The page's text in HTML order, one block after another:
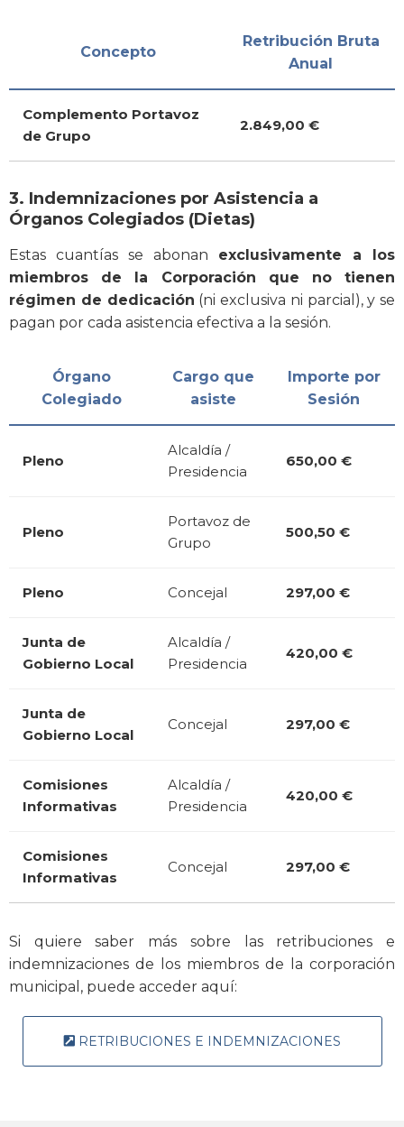
Concepto
Retribución Bruta
Anual
Complemento Portavoz
de Grupo
2.849,00 €
3. Indemnizaciones por Asistencia a
Órganos Colegiados (Dietas)
Estas cuantías se abonan exclusivamente a los
miembros de la Corporación que no tienen
régimen de dedicación (ni exclusiva ni parcial), y se
pagan por cada asistencia efectiva a la sesión.
Órgano
Colegiado
Cargo que
asiste
Importe por
Sesión
Pleno
Alcaldía /
Presidencia
650,00 €
Pleno
Portavoz de
Grupo
500,50 €
Pleno Concejal 297,00 €
Junta de
Gobierno Local
Alcaldía /
Presidencia
420,00 €
Junta de
Gobierno Local
Concejal 297,00 €
Comisiones
Informativas
Alcaldía /
Presidencia
420,00 €
Comisiones
Informativas
Concejal 297,00 €
Si quiere saber más sobre las retribuciones e
indemnizaciones de los miembros de la corporación
municipal, puede acceder aquí:
RETRIBUCIONES E INDEMNIZACIONES